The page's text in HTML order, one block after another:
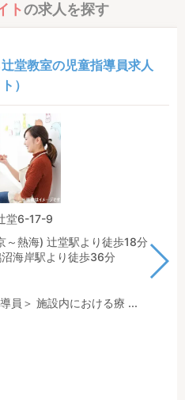
トの求人を探す
堂教室の児童指導員求人
）
堂6-17-9
～熱海) 辻堂駅より徒歩18分
海岸駅より徒歩36分
員＞ 施設内における療 ...